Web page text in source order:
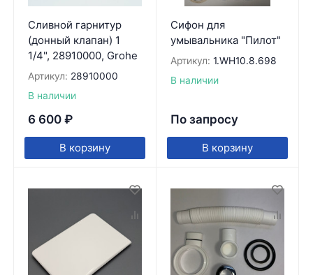
Сливной гарнитур
(донный клапан) 1
1/4", 28910000, Grohe
Артикул: 28910000
В наличии
6 600 ₽
В корзину
Сифон для
умывальника "Пилот"
Артикул: 1.WH10.8.698
В наличии
По запросу
В корзину